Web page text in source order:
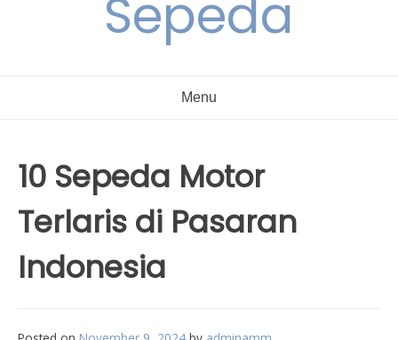
Sepeda
Menu
10 Sepeda Motor
Terlaris di Pasaran
Indonesia